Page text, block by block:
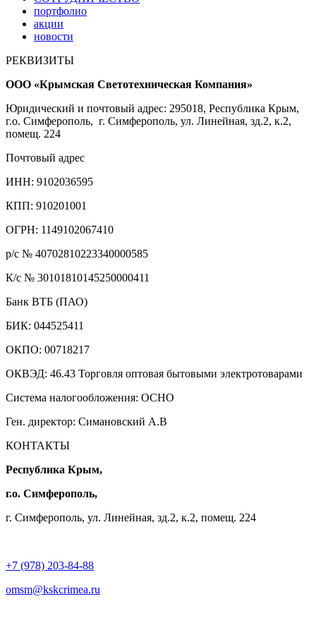
портфолио
акции
новости
РЕКВИЗИТЫ
ООО «Крымская Светотехническая Компания»
Юридический и почтовый адрес: 295018, Республика Крым,
г.о. Симферополь, г. Симферополь, ул. Линейная, зд.2, к.2,
помещ. 224
Почтовый адрес
ИНН: 9102036595
КПП: 910201001
ОГРН: 1149102067410
р/с № 40702810223340000585
К/с № 30101810145250000411
Банк ВТБ (ПАО)
БИК: 044525411
ОКПО: 00718217
ОКВЭД: 46.43 Торговля оптовая бытовыми электротоварами
Система налогообложения: ОСНО
Ген. директор: Симановский А.В
КОНТАКТЫ
Республика Крым,
г.о. Симферополь,
г. Симферополь, ул. Линейная, зд.2, к.2, помещ. 224
+7 (978) 203-84-88
omsm@kskcrimea.ru